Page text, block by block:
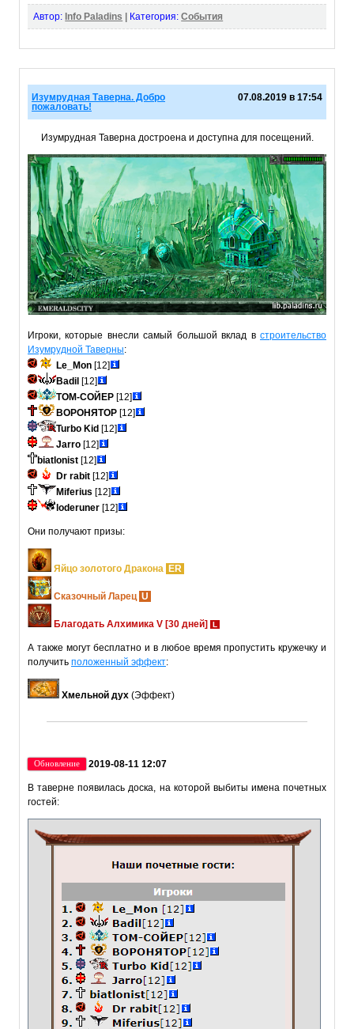
Автор: Info Paladins Категория: События
Изумрудная Таверна. Добро
пожаловать!
07.08.2019 в 17:54
Изумрудная Таверна достроена и доступна для посещений.
Игроки, которые внесли самый большой вклад в строительство
Изумрудной Таверны:
Le_Mon [12]
Badil [12]
ТОМ-СОЙЕР [12]
ВОРОНЯТОР [12]
Turbo Kid [12]
Jarro [12]
biatlonist [12]
Dr rabit [12]
Miferius [12]
loderuner [12]
Они получают призы:
Яйцо золотого Дракона ER
Сказочный Ларец U
Благодать Алхимика V [30 дней] L
А также могут бесплатно и в любое время пропустить кружечку и
получить положенный эффект:
Хмельной дух (Эффект)
Обновление 2019-08-11 12:07
В таверне появилась доска, на которой выбиты имена почетных
гостей: